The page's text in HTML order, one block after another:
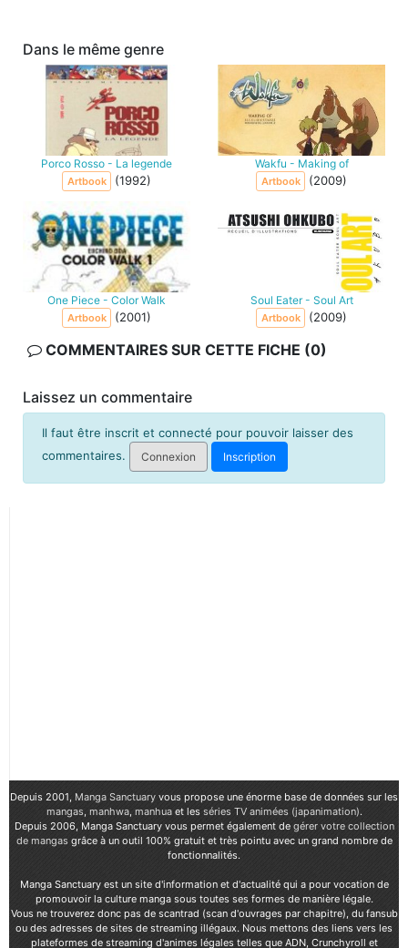
Dans le même genre
Porco Rosso - La legende
Artbook (1992)
Wakfu - Making of
Artbook (2009)
One Piece - Color Walk
Artbook (2001)
Soul Eater - Soul Art
Artbook (2009)
COMMENTAIRES SUR CETTE FICHE (0)
Laissez un commentaire
Il faut être inscrit et connecté pour pouvoir laisser des
commentaires.
Connexion Inscription
Depuis 2001, Manga Sanctuary vous propose une énorme base de données sur les
mangas, manhwa, manhuaet les séries TV animées (japanimation).
Depuis 2006, Manga Sanctuary vous permet également de gérer votre collection
de mangasgrâce à un outil 100% gratuit et très pointu avec un grand nombre de
fonctionnalités.
Manga Sanctuary est un site d'information et d'actualité qui a pour vocation de
promouvoir la culture manga sous toutes ses formes de manière légale.
Vous ne trouverez donc pas de scantrad (scan d'ouvrages par chapitre), du fansub
ou des adresses de sites de streaming illégaux. Nous mettons des liens vers les
plateformes de streaming d'animes légales telles que ADN, Crunchyroll et